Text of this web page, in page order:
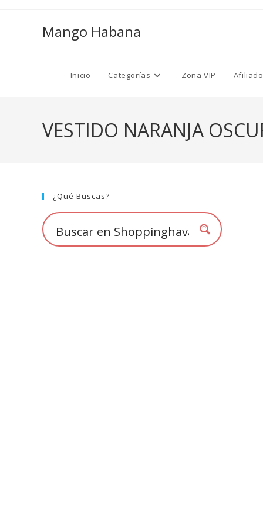
Mango Habana
Inicio Categorías Zona VIP
VESTIDO NARANJA
¿Qué Buscas?